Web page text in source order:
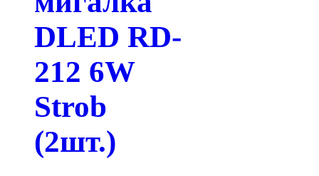
DLED RD-
212 6W
Strob
(2шт.)